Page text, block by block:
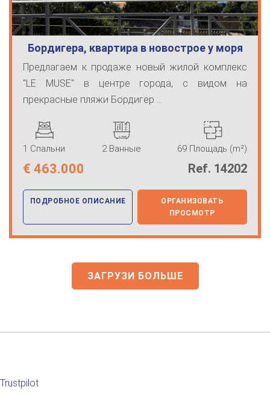
Бордигера, квартира в новострое у моря
Предлагаем к продаже новый жилой комплекс
"LE MUSE" в центре города, с видом на
прекрасные пляжи Бордигер ...
1 Спальни 2 Ванные 69 Площадь (m²)
€ 463.000 Ref. 14202
ПОДРОБНОЕ ОПИСАНИЕ
ОРГАНИЗОВАТЬ
ПРОСМОТР
ЗАГРУЗИ БОЛЬШЕ
Trustpilot